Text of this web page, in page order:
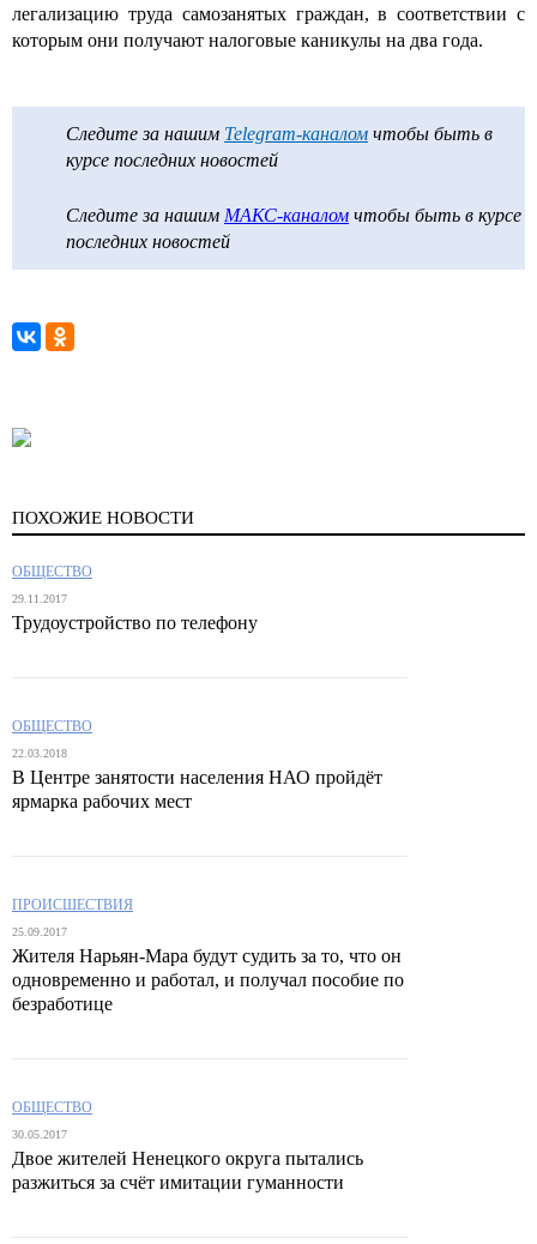
легализацию труда самозанятых граждан, в соответствии с
которым они получают налоговые каникулы на два года.
Следите за нашим Telegram-каналом чтобы быть в
курсе последних новостей
Следите за нашим МАКС-каналом чтобы быть в курсе
последних новостей
ПОХОЖИЕ НОВОСТИ
ОБЩЕСТВО
29.11.2017
Трудоустройство по телефону
ОБЩЕСТВО
22.03.2018
В Центре занятости населения НАО пройдёт
ярмарка рабочих мест
ПРОИСШЕСТВИЯ
25.09.2017
Жителя Нарьян-Мара будут судить за то, что он
одновременно и работал, и получал пособие по
безработице
ОБЩЕСТВО
30.05.2017
Двое жителей Ненецкого округа пытались
разжиться за счёт имитации гуманности